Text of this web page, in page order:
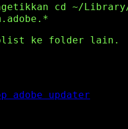
cd ~/
ke folder lain.
adobe updater